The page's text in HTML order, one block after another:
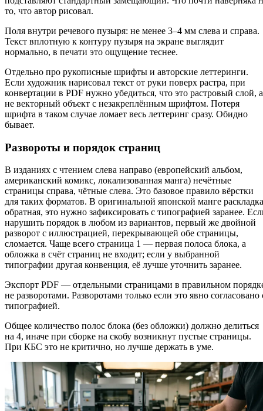
то, что автор рисовал.
Поля внутри речевого пузыря: не менее 3–4 мм слева и справа.
Текст вплотную к контуру пузыря на экране выглядит
нормально, в печати это ощущение теснее.
Отдельно про рукописные шрифты и авторские леттеринги.
Если художник нарисовал текст от руки поверх растра, при
конвертации в PDF нужно убедиться, что это растровый слой, а
не векторный объект с незакреплённым шрифтом. Потеря
шрифта в таком случае ломает весь леттеринг сразу. Обидно
бывает.
Развороты и порядок страниц
В изданиях с чтением слева направо (европейский альбом,
американский комикс, локализованная манга) нечётные
страницы справа, чётные слева. Это базовое правило вёрстки
для таких форматов. В оригинальной японской манге раскладка
обратная, это нужно зафиксировать с типографией заранее.
нарушить порядок в любом из вариантов, первый же двойной
разворот с иллюстрацией, перекрывающей обе страницы,
сломается. Чаще всего страница 1 — первая полоса блока, а
обложка в счёт страниц не входит; если у выбранной
типографии другая конвенция, её лучше уточнить заранее.
Экспорт PDF — отдельными страницами в правильном
не разворотами. Разворотами только если это явно согласовано
типографией.
Общее количество полос блока (без обложки) должно делиться
на 4, иначе при сборке на скобу возникнут пустые страницы.
При КБС это не критично, но лучше держать в уме.